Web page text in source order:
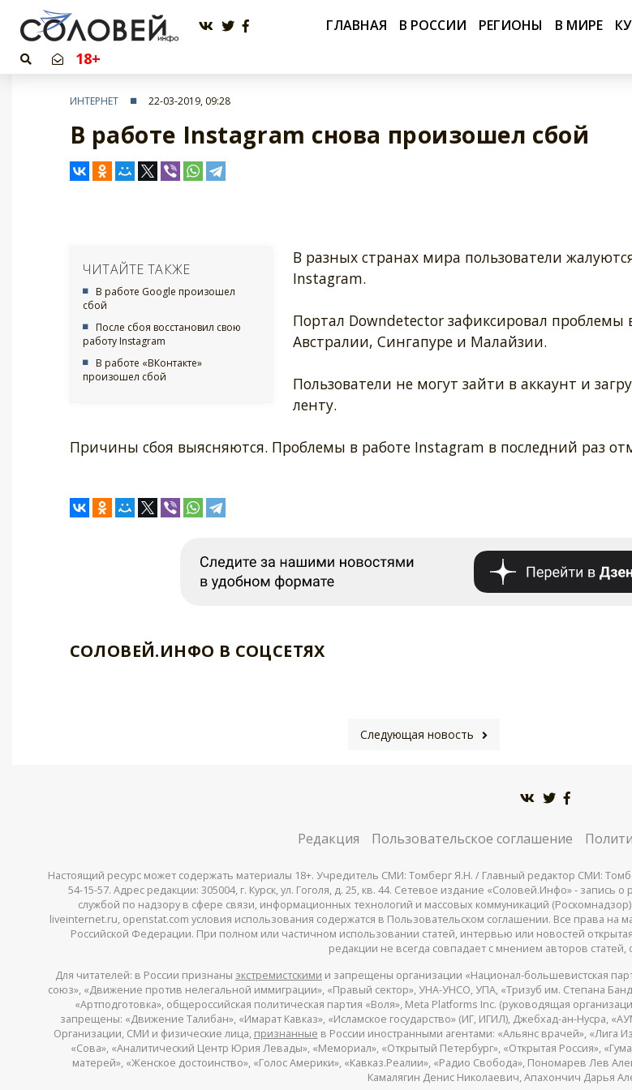
ГЛАВНАЯ В РОССИИ РЕГИОНЫ В МИРЕ
18+
ИНТЕРНЕТ 22-03-2019, 09:28
В работе Instagram снова произошел сбой
ЧИТАЙТЕ ТАКЖЕ
В работе Google произошел
сбой
После сбоя восстановил свою
работу Instagram
В работе «ВКонтакте»
произошел сбой
В разных странах мира пользователи
Instagram.
Портал Downdetector зафиксировал
Австралии, Сингапуре и Малайзии.
Пользователи не могут зайти в аккаунт и
ленту.
Причины сбоя выясняются. Проблемы в работе Instagram в последний раз
СОЛОВЕЙ.ИНФО В СОЦСЕТЯХ
Следующая новость
Редакция Пользовательское соглашение
Настоящий ресурс может содержать материалы 18+. Учредитель СМИ: Томберг Я.Н. / Главный редактор СМИ:
54-15-57. Адрес редакции: 305004, г. Курск, ул. Гоголя, д. 25, кв. 44. Сетевое издание «Соловей.Инфо» - запись
службой по надзору в сфере связи, информационных технологий и массовых коммуникаций
liveinternet.ru, openstat.com условия использования содержатся в Пользовательском соглашении. Все права
Российской Федерации. При полном или частичном использовании статей, интервью или новостей
редакции не всегда совпадает с мнением авторов статей,
Для читателей: в России признаны экстремистскими и запрещены организации «Национал-большевистская
союз», «Движение против нелегальной иммиграции», «Правый сектор», УНА-УНСО, УПА, «Тризуб им. Степана
«Артподготовка», общероссийская политическая партия «Воля», Meta Platforms Inc. (руководящая
запрещены: «Движение Талибан», «Имарат Кавказ», «Исламское государство» (ИГ, ИГИЛ), Джебхад-ан-Нусра,
Организации, СМИ и физические лица, признанные в России иностранными агентами: «Альянс врачей»,
«Сова», «Аналитический Центр Юрия Левады», «Мемориал», «Открытый Петербург», «Открытая Россия»,
матерей», «Женское достоинство», «Голос Америки», «Кавказ.Реалии», «Радио Свобода», Пономарев Лев
Камалягин Денис Николаевич, Апахончич Дарья